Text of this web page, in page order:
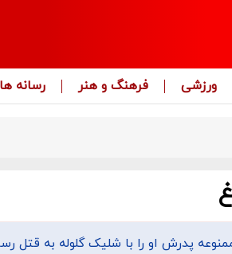
ورزشی فرهنگ و هنر رسانه
پدرش او را با شلیک گلوله به قتل